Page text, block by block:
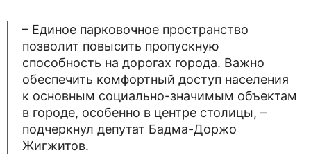
– Единое парковочное пространство
позволит повысить пропускную
способность на дорогах города. Важно
обеспечить комфортный доступ населения
к основным социально-значимым объектам
в городе, особенно в центре столицы, –
подчеркнул депутат Бадма-Доржо
Жигжитов.